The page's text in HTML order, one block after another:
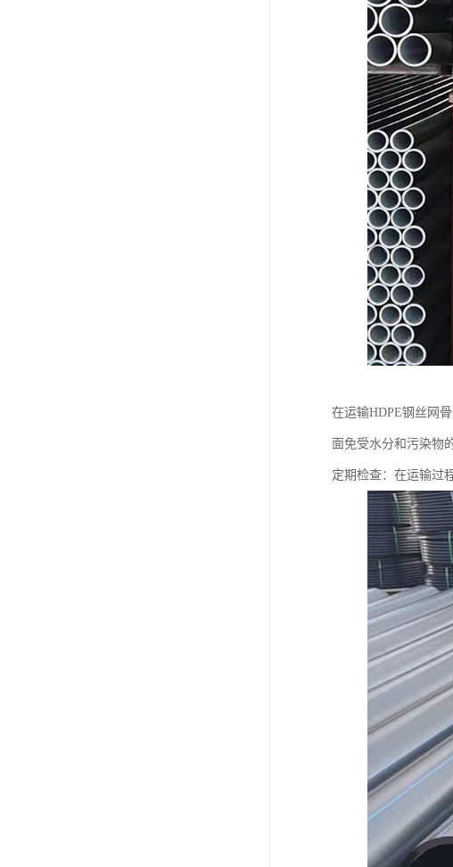
在运输HDPE钢丝网
面免受水分和污染物
定期检查：在运输过